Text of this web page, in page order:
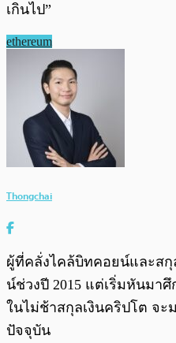
เกินไป”
ethereum
Thongchai
ผู้ที่คลั่งไคล้บิทคอยน์และสกุ
น์ช่วงปี 2015 แต่เริ่มหันมาศึ
ในไม่ช้าสกุลเงินคริปโต จะ
ปัจจุบัน